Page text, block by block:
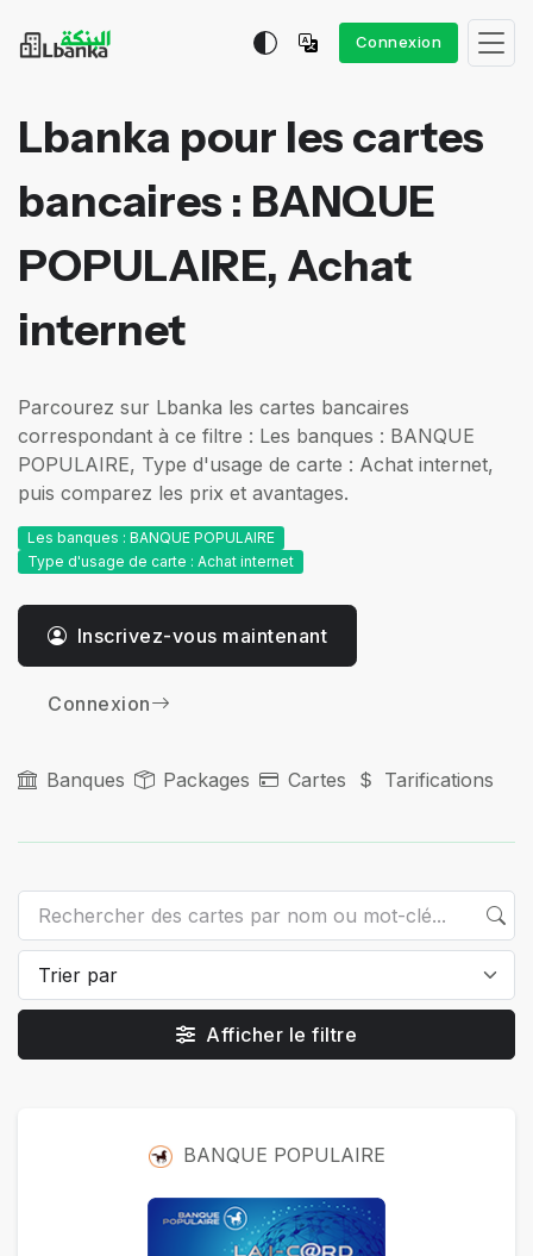
Connexion
Lbanka pour les cartes
bancaires : BANQUE
POPULAIRE, Achat
internet
Parcourez sur Lbanka les cartes bancaires
correspondant à ce filtre : Les banques : BANQUE
POPULAIRE, Type d'usage de carte : Achat internet,
puis comparez les prix et avantages.
Les banques : BANQUE POPULAIRE
Type d'usage de carte : Achat internet
Inscrivez-vous maintenant
Connexion
Banques Packages Cartes Tarifications
Afficher le filtre
BANQUE POPULAIRE